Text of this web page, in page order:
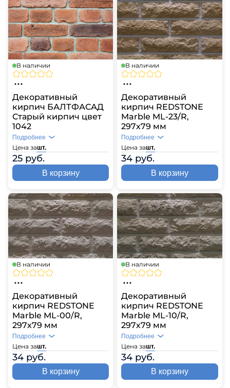
В наличии
Декоративный
кирпич БАЛТФАСАД
Старый кирпич цвет
1042
Цена зашт.
25 руб.
Подробнее
В корзину
В наличии
Декоративный
кирпич REDSTONE
Marble ML-23/R,
297х79 мм
Цена зашт.
34 руб.
Подробнее
В корзину
В наличии
Декоративный
кирпич REDSTONE
Marble ML-00/R,
297х79 мм
Цена зашт.
34 руб.
Подробнее
В корзину
В наличии
Декоративный
кирпич REDSTONE
Marble ML-10/R,
297х79 мм
Цена зашт.
34 руб.
Подробнее
В корзину